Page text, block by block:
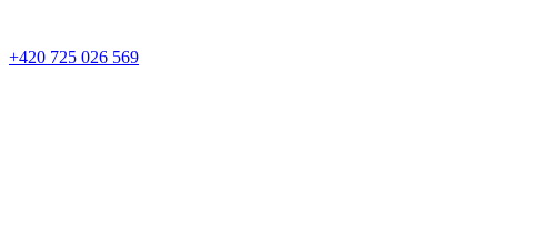
+420 725 026 569